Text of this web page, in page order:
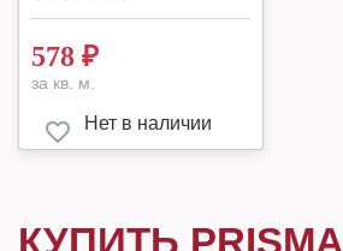
578 ₽
за кв. м.
Нет в наличии
КУПИТЬ PRISMA